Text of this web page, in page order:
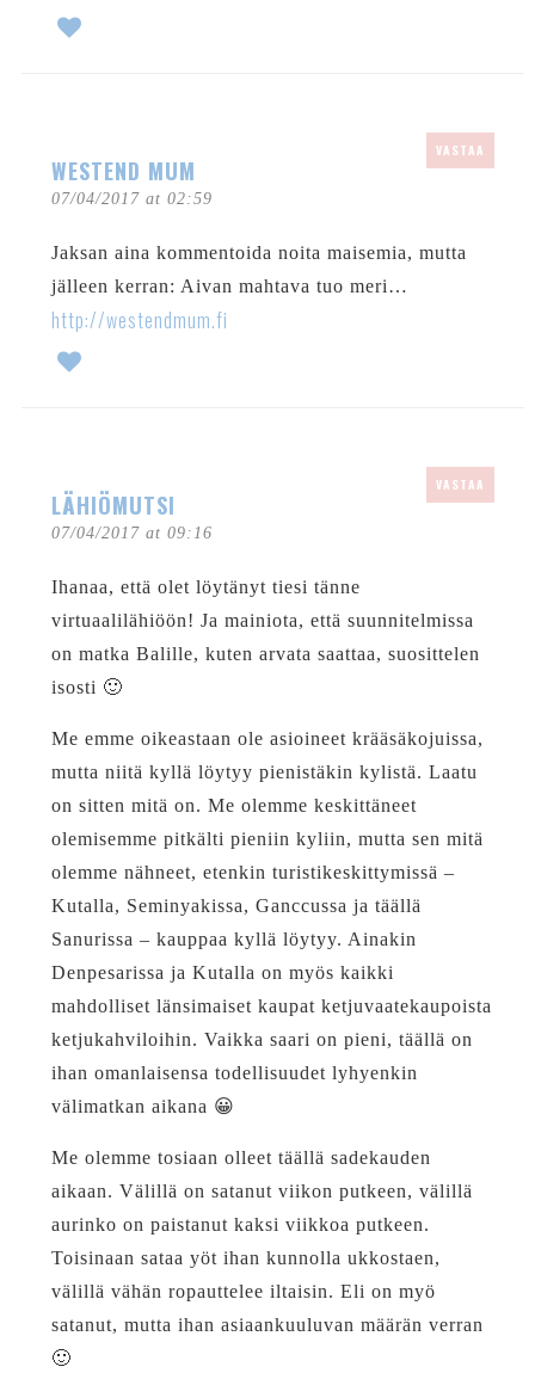
WESTEND MUM
07/04/2017 at 02:59
VASTAA
Jaksan aina kommentoida noita maisemia, mutta
jälleen kerran: Aivan mahtava tuo meri…
http://westendmum.fi
LÄHIÖMUTSI
07/04/2017 at 09:16
VASTAA
Ihanaa, että olet löytänyt tiesi tänne
virtuaalilähiöön! Ja mainiota, että suunnitelmissa
on matka Balille, kuten arvata saattaa, suosittelen
isosti 🙂
Me emme oikeastaan ole asioineet krääsäkojuissa,
mutta niitä kyllä löytyy pienistäkin kylistä. Laatu
on sitten mitä on. Me olemme keskittäneet
olemisemme pitkälti pieniin kyliin, mutta sen mitä
olemme nähneet, etenkin turistikeskittymissä –
Kutalla, Seminyakissa, Ganccussa ja täällä
Sanurissa – kauppaa kyllä löytyy. Ainakin
Denpesarissa ja Kutalla on myös kaikki
mahdolliset länsimaiset kaupat ketjuvaatekaupoista
ketjukahviloihin. Vaikka saari on pieni, täällä on
ihan omanlaisensa todellisuudet lyhyenkin
välimatkan aikana 😀
Me olemme tosiaan olleet täällä sadekauden
aikaan. Välillä on satanut viikon putkeen, välillä
aurinko on paistanut kaksi viikkoa putkeen.
Toisinaan sataa yöt ihan kunnolla ukkostaen,
välillä vähän ropauttelee iltaisin. Eli on myö
satanut, mutta ihan asiaankuuluvan määrän verran
🙂